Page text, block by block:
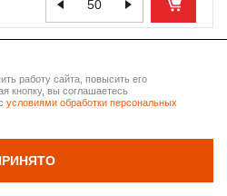
ВВЕРХ
работу сайта, повысить его
кнопку, вы соглашаетесь
условиями обработки персональных